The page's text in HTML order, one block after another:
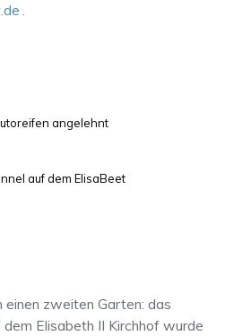
.
zweiten Garten: das
dem Elisabeth II Kirchhof wurde